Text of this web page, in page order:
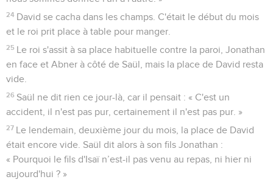
24 David se cacha dans les champs. C'était le début du mois
et le roi prit place à table pour manger.
25 Le roi s'assit à sa place habituelle contre la paroi, Jonathan
en face et Abner à côté de Saül, mais la place de David resta
vide.
26 Saül ne dit rien ce jour-là, car il pensait : « C'est un
accident, il n'est pas pur, certainement il n'est pas pur. »
27 Le lendemain, deuxième jour du mois, la place de David
était encore vide. Saül dit alors à son fils Jonathan :
« Pourquoi le fils d'Isaï n’est-il pas venu au repas, ni hier ni
aujourd'hui ? »